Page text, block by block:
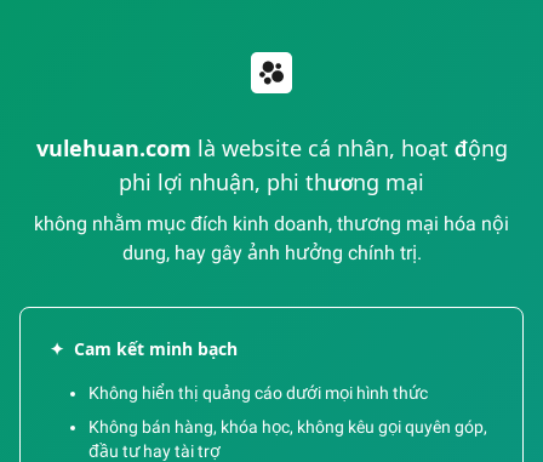
vulehuan.com là website cá nhân, hoạt động
phi lợi nhuận, phi thương mại
không nhằm mục đích kinh doanh, thương mại hóa nội
dung, hay gây ảnh hưởng chính trị.
✦ Cam kết minh bạch
Không hiển thị quảng cáo dưới mọi hình thức
Không bán hàng, khóa học, không kêu gọi quyên góp,
đầu tư hay tài trợ